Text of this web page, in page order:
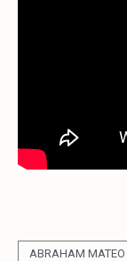
ABRAHAM MATEO